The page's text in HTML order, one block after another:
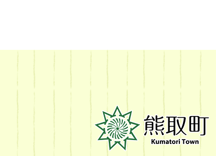
町
Kumatori
Town
Official